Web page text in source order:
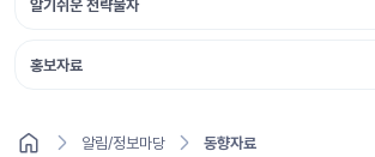
알기쉬운 전략물자
홍보자료
알림/정보마당 동향자료